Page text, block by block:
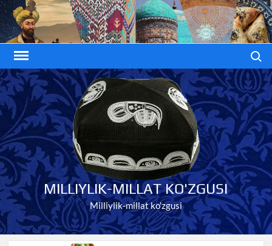
Skip
to
content
MILLIYLIK-MILLAT KO'ZGUSI
Milliylik-millat ko'zgusi